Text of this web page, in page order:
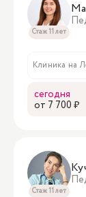
Стаж 11 лет
Клиника на
сегодня
oт 7 700 ₽
Стаж 11 лет